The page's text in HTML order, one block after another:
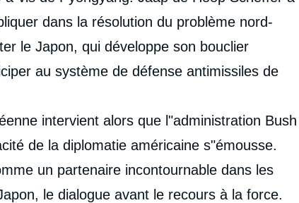
dans la résolution du problème nord-
le Japon, qui développe son bouclier
au système de défense antimissiles de
intervient alors que l"administration Bush
de la diplomatie américaine s"émousse.
un partenaire incontournable dans les
le dialogue avant le recours à la force.